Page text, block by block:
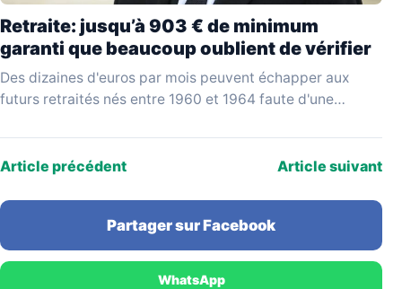
Retraite: jusqu’à 903 € de minimum
garanti que beaucoup oublient de vérifier
Des dizaines d'euros par mois peuvent échapper aux
futurs retraités nés entre 1960 et 1964 faute d'une
Article précédent Article suivant
Partager sur Facebook
WhatsApp